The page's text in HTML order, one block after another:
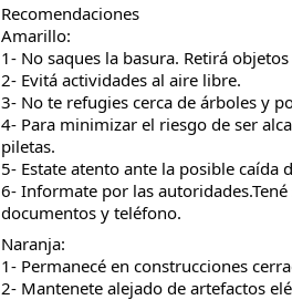
Recomendaciones
Amarillo:
1- No saques la basura. Retirá
2- Evitá actividades al aire libre.
3- No te refugies cerca de árboles y
4- Para minimizar el riesgo de ser
piletas.
5- Estate atento ante la posible caída
6- Informate por las
documentos y teléfono.
Naranja:
1- Permanecé en construcciones
2- Mantenete alejado de artefactos